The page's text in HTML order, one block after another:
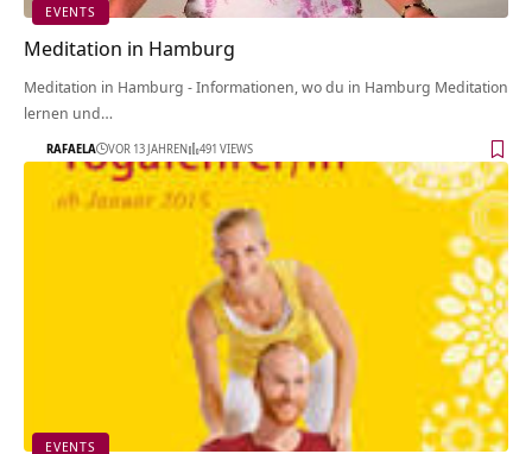
EVENTS
Meditation in Hamburg
Meditation in Hamburg - Informationen, wo du in Hamburg Meditation
lernen und…
RAFAELA VOR 13 JAHREN 491 VIEWS
EVENTS